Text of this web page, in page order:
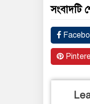
সংবাদটি